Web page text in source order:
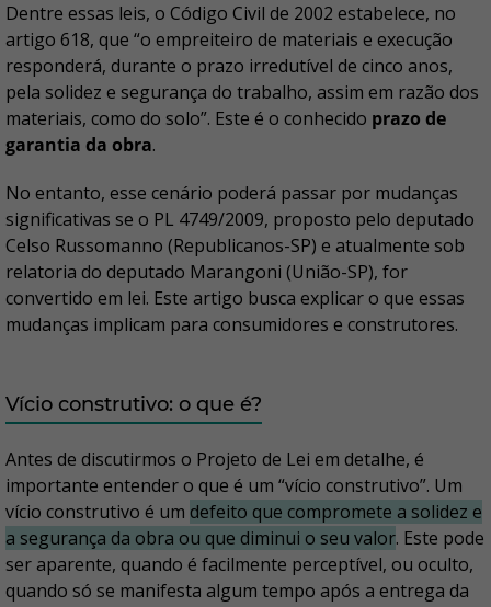
Dentre essas leis, o Código Civil de 2002 estabelece, no
artigo 618, que “o empreiteiro de materiais e execução
responderá, durante o prazo irredutível de cinco anos,
pela solidez e segurança do trabalho, assim em razão dos
materiais, como do solo”. Este é o conhecido prazo de
garantia da obra.
No entanto, esse cenário poderá passar por mudanças
significativas se o PL 4749/2009, proposto pelo deputado
Celso Russomanno (Republicanos-SP) e atualmente sob
relatoria do deputado Marangoni (União-SP), for
convertido em lei. Este artigo busca explicar o que essas
mudanças implicam para consumidores e construtores.
Vício construtivo: o que é?
Antes de discutirmos o Projeto de Lei em detalhe, é
importante entender o que é um “vício construtivo”. Um
vício construtivo é um defeito que compromete a solidez e
a segurança da obra ou que diminui o seu valor. Este pode
ser aparente, quando é facilmente perceptível, ou oculto,
quando só se manifesta algum tempo após a entrega da